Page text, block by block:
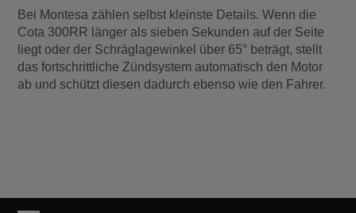
Bei Montesa zählen selbst kleinste Details. Wenn die
Cota 300RR länger als sieben Sekunden auf der Seite
liegt oder der Schräglagewinkel über 65° beträgt, stellt
das fortschrittliche Zündsystem automatisch den Motor
ab und schützt diesen dadurch ebenso wie den Fahrer.